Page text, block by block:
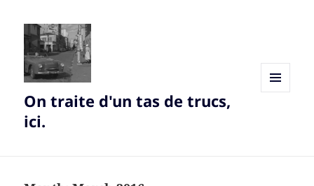
On traite d'un tas de trucs,
ici.